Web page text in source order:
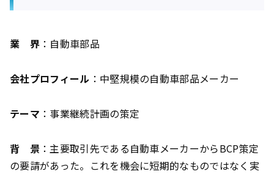
業 界：自動車部品
会社プロフィール ：中堅規模の自動車部品メーカー
テーマ ：事業継続計画の策定
背 景 ：主要取引先である自動車メーカーからBCP策定
の要請があった。これを機会に短期的なものではなく実